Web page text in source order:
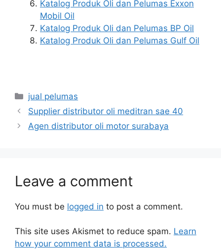
Katalog Produk Oli dan Pelumas Exxon
Mobil Oil
Katalog Produk Oli dan Pelumas BP Oil
Katalog Produk Oli dan Pelumas Gulf Oil
jual pelumas
Supplier distributor oli meditran sae 40
Agen distributor oli motor surabaya
Leave a comment
You must be logged in to post a comment.
This site uses Akismet to reduce spam. Learn
how your comment data is processed.